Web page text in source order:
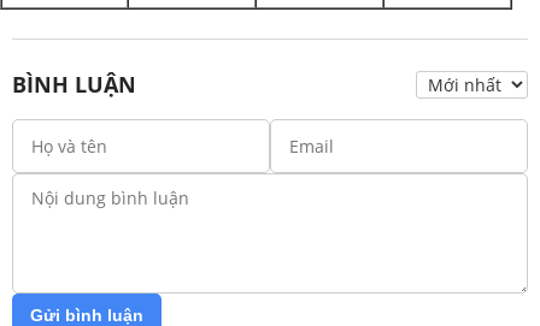
BÌNH LUẬN
Gửi bình luận